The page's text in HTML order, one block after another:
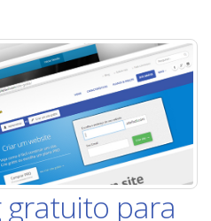
gratuito para